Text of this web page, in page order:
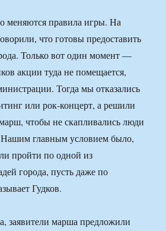
меняются правила игры. На
что готовы предоставить
Только вот один момент —
акции туда не помещается,
Тогда мы отказались
или рок-концерт, а решили
чтобы не скапливались люди
главным условием было,
пройти по одной из
города, пусть даже по
Гудков.
заявители марша предложили